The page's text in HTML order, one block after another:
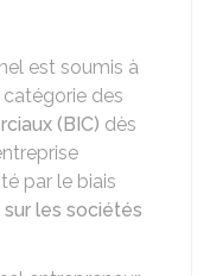
est soumis à
des
(BIC) dès
par le biais
les sociétés